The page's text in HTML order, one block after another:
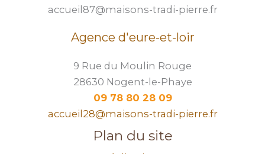
accueil87@maisons-tradi-pierre.fr
Agence d'eure-et-loir
9 Rue du Moulin Rouge
28630 Nogent-le-Phaye
09 78 80 28 09
accueil28@maisons-tradi-pierre.fr
Plan du site